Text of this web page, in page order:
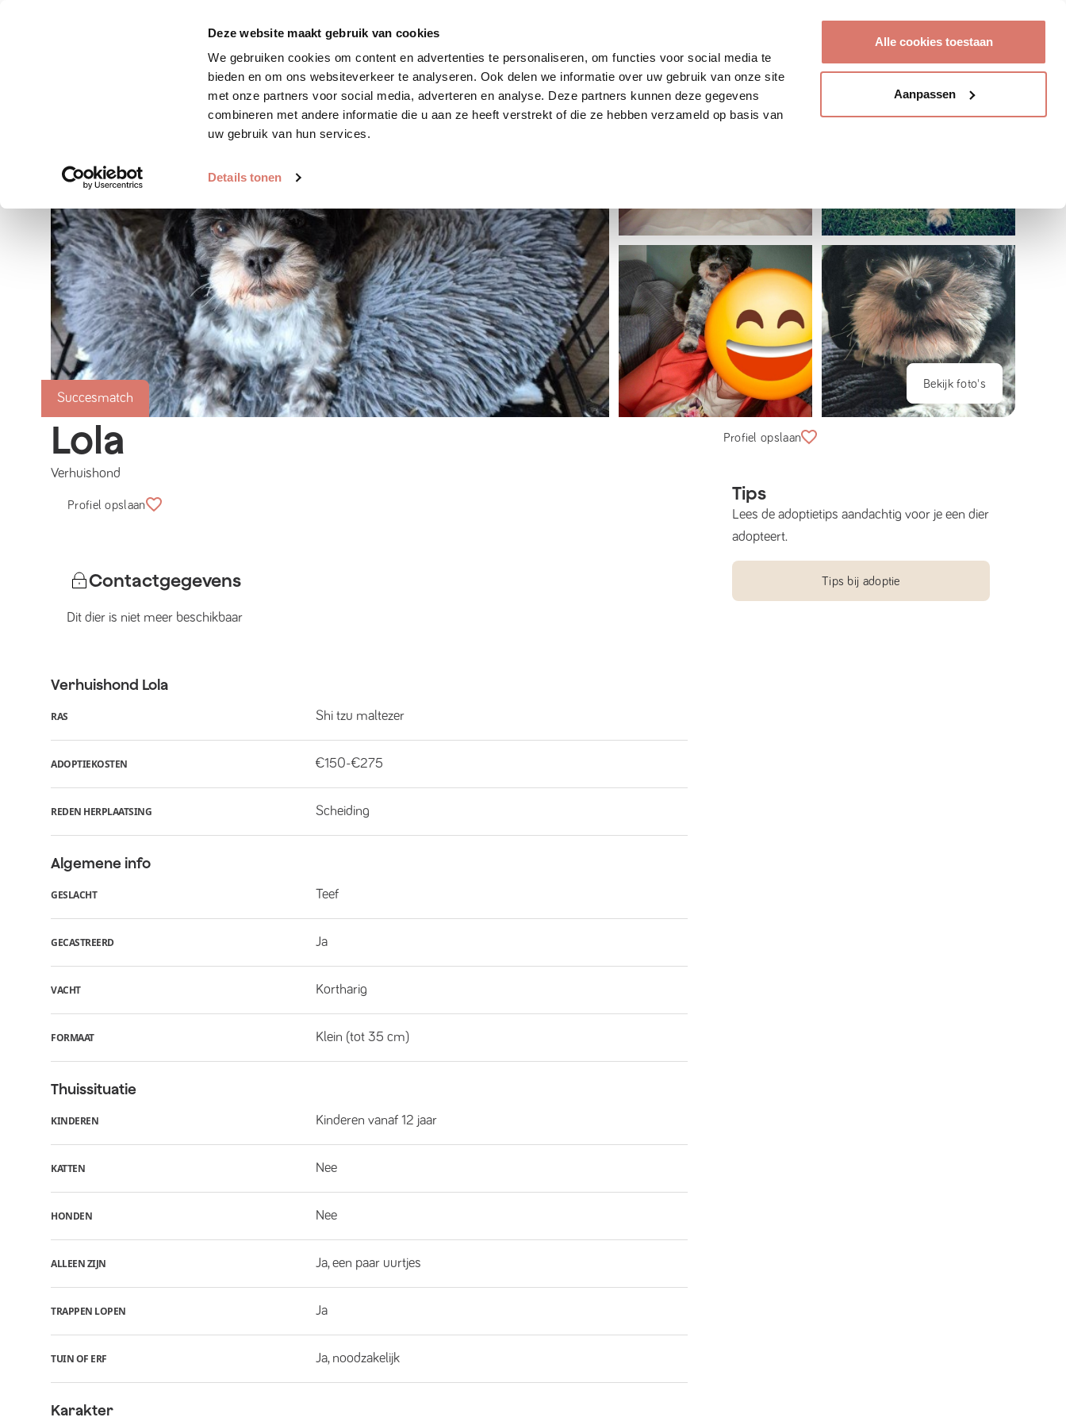
Deze website maakt gebruik van cookies
We gebruiken cookies om content en advertenties te personaliseren, om functies voor social media te
bieden en om ons websiteverkeer te analyseren. Ook delen we informatie over uw gebruik van onze site
met onze partners voor social media, adverteren en analyse. Deze partners kunnen deze gegevens
combineren met andere informatie die u aan ze heeft verstrekt of die ze hebben verzameld op basis van
uw gebruik van hun services.
Details tonen
Alle cookies toestaan
Aanpassen
Zoek huisdier Plaats huisdier Hoe werkt het?
Succesmatch
Bekijk foto's
Lola
Verhuishond
Profiel opslaan
Contactgegevens
Dit dier is niet meer beschikbaar
Verhuishond Lola
RAS Shi tzu maltezer
ADOPTIEKOSTEN €150-€275
REDEN HERPLAATSING Scheiding
Algemene info
GESLACHT Teef
GECASTREERD Ja
VACHT Kortharig
FORMAAT Klein (tot 35 cm)
Thuissituatie
KINDEREN Kinderen vanaf 12 jaar
KATTEN Nee
HONDEN Nee
ALLEEN ZIJN Ja, een paar uurtjes
TRAPPEN LOPEN Ja
TUIN OF ERF Ja, noodzakelijk
Karakter
Profiel opslaan
Tips
Lees de adoptietips aandachtig voor je een dier
adopteert.
Tips bij adoptie